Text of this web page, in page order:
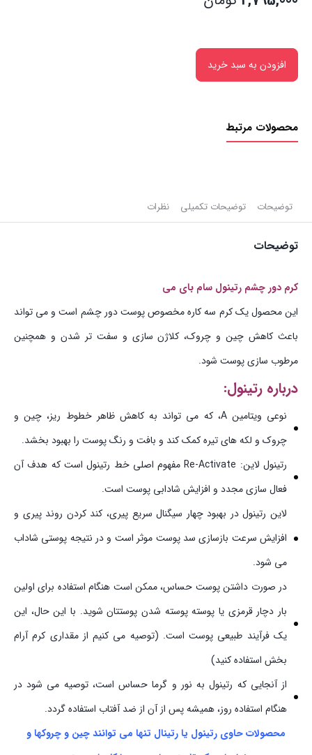
افزودن به سبد خرید
محصولات مرتبط
توضیحات توضیحات تکمیلی نظرات
توضیحات
کرم دور چشم رتینول سام بای می
این محصول یک کرم سه کاره مخصوص پوست دور چشم است و می تواند
باعث کاهش چین و چروک، کلاژن سازی و سفت تر شدن و همچنین
مرطوب سازی پوست شود.
درباره رتینول:
نوعی ویتامین A، که می تواند به کاهش ظاهر خطوط ریز، چین و
چروک و لکه های تیره کمک کند و بافت و رنگ پوست را بهبود بخشد.
رتینول لاین: Re-Activate مفهوم اصلی خط رتینول است که هدف آن
فعال سازی مجدد و افزایش شادابی پوست است.
لاین رتینول در بهبود چهار سیگنال سریع پیری، کند کردن روند پیری و
افزایش سرعت بازسازی سد پوست موثر است و در نتیجه پوستی شاداب
می شود.
در صورت داشتن پوست حساس، ممکن است هنگام استفاده برای اولین
بار دچار قرمزی یا پوسته پوسته شدن پوستتان شوید. با این حال، این
یک فرآیند طبیعی پوست است. (توصیه می کنیم از مقداری کرم آرام
بخش استفاده کنید)
از آنجایی که رتینول به نور و گرما حساس است، توصیه می شود در
هنگام استفاده روز، همیشه پس از آن از ضد آفتاب استفاده گردد.
محصولات حاوی رتینول یا رتینال تنها می توانند چین و چروکها و